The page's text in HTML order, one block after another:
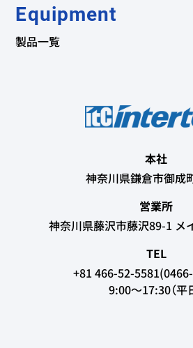
Equipment
製品一覧
本社
神奈川県鎌倉市御成
営業所
神奈川県藤沢市藤沢89-1 メ
TEL
+81 466-52-
9:00～17:30（平